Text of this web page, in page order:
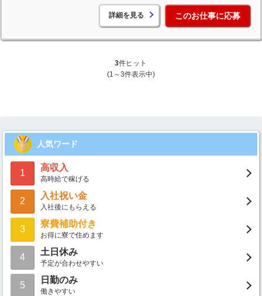
詳細を見る このお仕事に応募
3件ヒット
(1～3件表示中)
人気ワード
1
高収入
高時給で稼げる
2
入社祝い金
入社後にもらえる
3
寮費補助付き
お得に寮で住めます
4
土日休み
予定が合わせやすい
5
日勤のみ
働きやすい